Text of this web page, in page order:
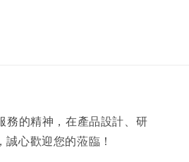
務的精神，在產品設計、研
心歡迎您的蒞臨！